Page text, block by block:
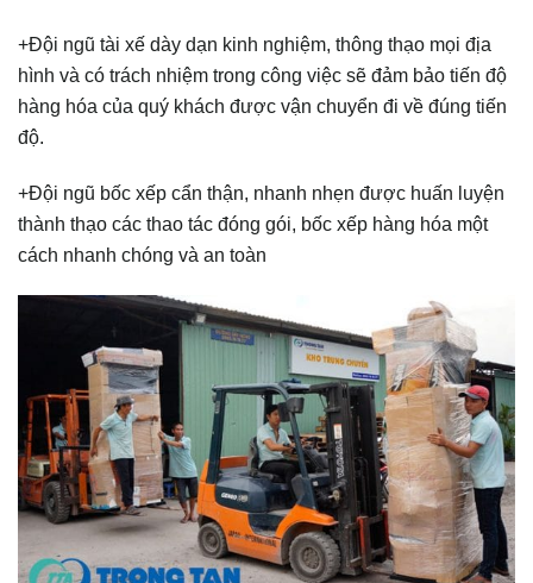
+Đội ngũ tài xế dày dạn kinh nghiệm, thông thạo mọi địa
hình và có trách nhiệm trong công việc sẽ đảm bảo tiến độ
hàng hóa của quý khách được vận chuyển đi về đúng tiến
độ.
+Đội ngũ bốc xếp cẩn thận, nhanh nhẹn được huấn luyện
thành thạo các thao tác đóng gói, bốc xếp hàng hóa một
cách nhanh chóng và an toàn